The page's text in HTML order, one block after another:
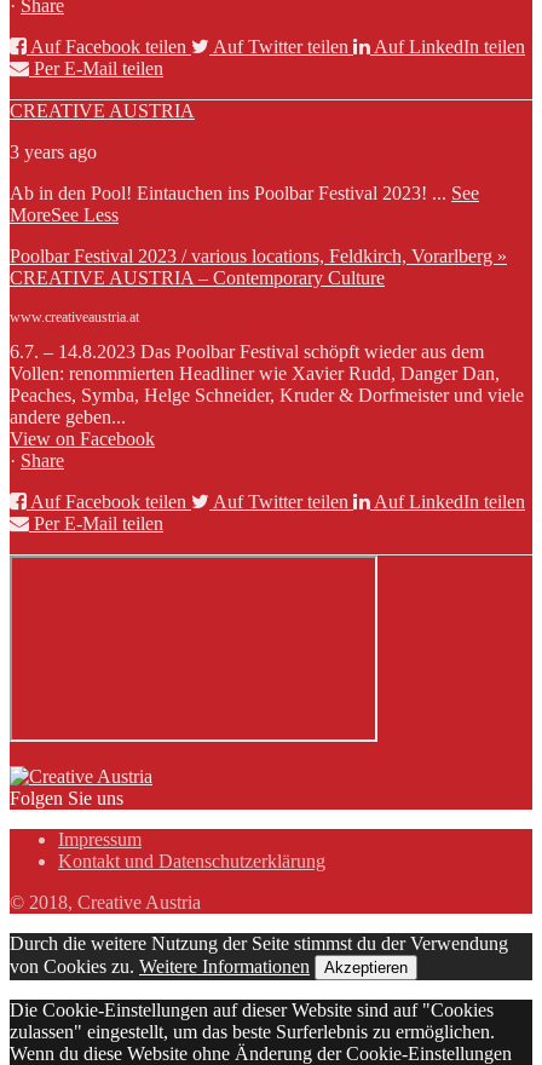
· Share
Auf Facebook teilen
Auf Twitter teilen
Auf LinkedIn teilen
Per E-Mail teilen
CREATIVE AUSTRIA
3 years ago
Ab in den Pool! Eintauchen ins Poolbar Festival 2023! ... See
MoreSee Less
Poolbar Festival 2023 / various locations, Feldkirch, Vorarlberg »
CREATIVE AUSTRIA – Contemporary Culture
www.creativeaustria.at
6.7. – 14.8.2023 Das Poolbar Festival schöpft wieder aus dem
Vollen: renommierten Headliner wie Xavier Rudd, Danger Dan,
Peaches, Symba, Helge Schneider, Kruder & Dorfmeister und viele
andere geben...
View on Facebook
· Share
Auf Facebook teilen
Auf Twitter teilen
Auf LinkedIn teilen
Per E-Mail teilen
Folgen Sie uns
Impressum
Kontakt und Datenschutzerklärung
© 2018, Creative Austria
Durch die weitere Nutzung der Seite stimmst du der Verwendung
von Cookies zu. Weitere Informationen Akzeptieren
Die Cookie-Einstellungen auf dieser Website sind auf "Cookies
zulassen" eingestellt, um das beste Surferlebnis zu ermöglichen.
Wenn du diese Website ohne Änderung der Cookie-Einstellungen